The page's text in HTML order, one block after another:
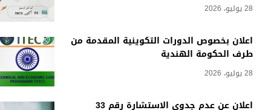
28 يوليو، 2026
اعلان بخصوص الدورات التكوينية المقدمة من
طرف الحكومة الهندية
28 يوليو، 2026
اعلان عن عدم جدوى الاستشارة رقم 33